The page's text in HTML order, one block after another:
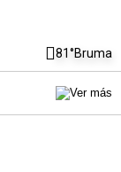
81°Bruma